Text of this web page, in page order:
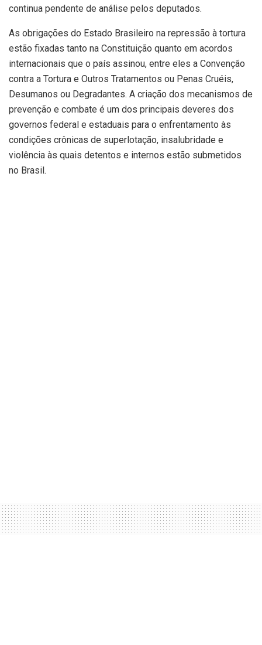
continua pendente de análise pelos deputados.
As obrigações do Estado Brasileiro na repressão à tortura
estão fixadas tanto na Constituição quanto em acordos
internacionais que o país assinou, entre eles a Convenção
contra a Tortura e Outros Tratamentos ou Penas Cruéis,
Desumanos ou Degradantes. A criação dos mecanismos de
prevenção e combate é um dos principais deveres dos
governos federal e estaduais para o enfrentamento às
condições crônicas de superlotação, insalubridade e
violência às quais detentos e internos estão submetidos
no Brasil.